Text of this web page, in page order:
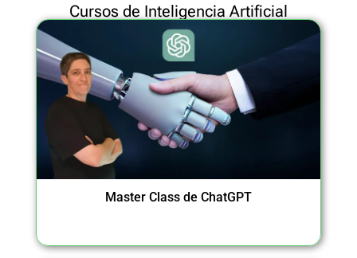
Cursos de Inteligencia Artificial
Master Class de ChatGPT